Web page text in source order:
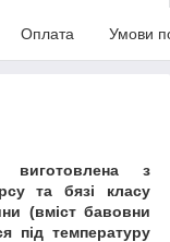
Оплата Умови
виготовлена з
та бязі класу
(вміст бавовни
під температуру